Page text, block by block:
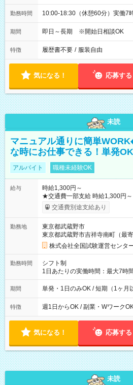
勤務時間 10:00-18:30（休憩60分）実働7
期間 即日～長期 ※開始日相談OK
特徴 履歴書不要 / 服装自由
気になる！ 応募する
未読
マニュアル通りに簡単
な時にお仕事できる！単発
アルバイト 職種未経験OK
給与
時給1,300円～
★交通費一部支給 時給1,300円～ ※試験・役割により手当あり
※勤務回数により昇給あり 【即
り！】 希望される場合、勤務か
例】 ・河合塾模擬試験 8:30～
×8時間＝日収10,400円＋交通費
円の場合あり ・国家試験 7:00
円（役割手当＋100円）×6時間＝日
間】試用期間なし
交通費別途支給あり
勤務地
東京都武蔵野市
東京都武蔵野市吉祥寺南町（最
株式会社全国試験運営センタ
勤務時間
シフト制
1日あたりの実働時間：最大7
間は 試験により異なります。
期間 単発・1日のみOK / 短期（1ヶ月
特徴 週1日からOK / 副業・Wワーク
気になる！ 応募する
未読